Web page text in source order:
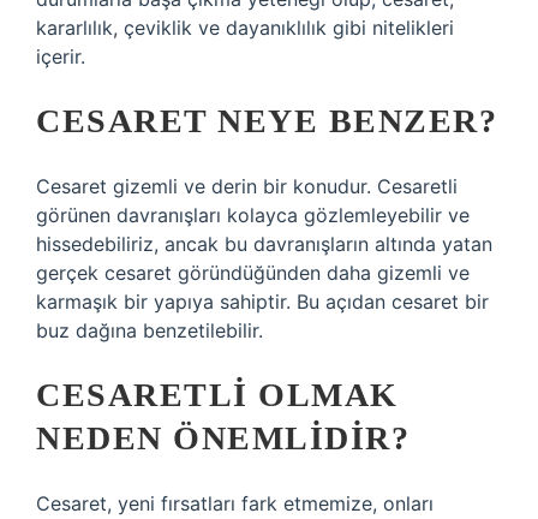
kararlılık, çeviklik ve dayanıklılık gibi nitelikleri
içerir.
CESARET NEYE BENZER?
Cesaret gizemli ve derin bir konudur. Cesaretli
görünen davranışları kolayca gözlemleyebilir ve
hissedebiliriz, ancak bu davranışların altında yatan
gerçek cesaret göründüğünden daha gizemli ve
karmaşık bir yapıya sahiptir. Bu açıdan cesaret bir
buz dağına benzetilebilir.
CESARETLI OLMAK
NEDEN ÖNEMLIDIR?
Cesaret, yeni fırsatları fark etmemize, onları